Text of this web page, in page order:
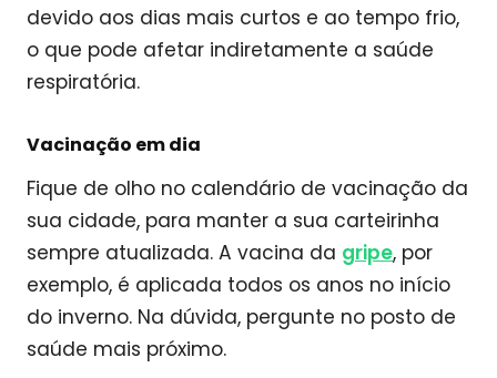
devido aos dias mais curtos e ao tempo frio,
o que pode afetar indiretamente a saúde
respiratória.
Vacinação em dia
Fique de olho no calendário de vacinação da
sua cidade, para manter a sua carteirinha
sempre atualizada. A vacina da gripe, por
exemplo, é aplicada todos os anos no início
do inverno. Na dúvida, pergunte no posto de
saúde mais próximo.